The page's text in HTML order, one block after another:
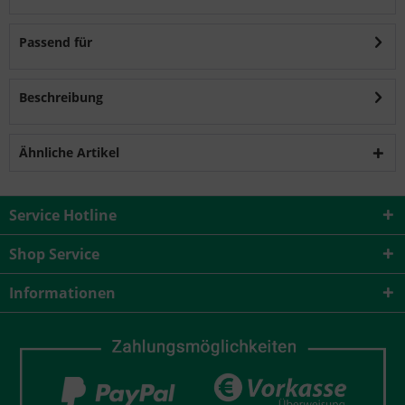
Passend für
Beschreibung
Ähnliche Artikel
Service Hotline
Shop Service
Informationen